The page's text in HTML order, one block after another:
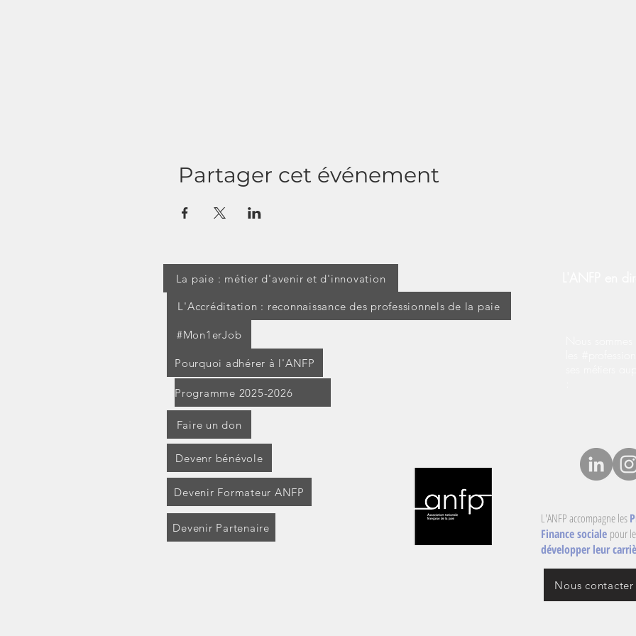
Partager cet événement
La paie : métier d'avenir et d'innovation
L'Accréditation : reconnaissance des professionnels de la paie
#Mon1erJob
Pourquoi adhérer à l'ANFP
Programme 2025-2026
Faire un don
Devenr bénévole
Devenir Formateur ANFP
Devenir Partenaire
L'ANFP accompagne les
Finance sociale pour
développer leur
Nous contacter